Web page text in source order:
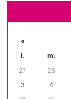
«
l.
m.
27
28
3
4